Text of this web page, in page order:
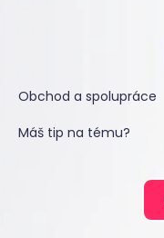
Obchod a spolupráce
Máš tip na tému?